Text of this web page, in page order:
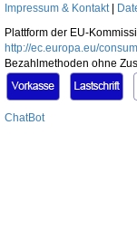
Impressum & Kontakt|
Plattform der EU-
http://ec.europa.eu/
Bezahlmethoden ohne
ChatBot